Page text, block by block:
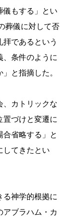
儀もする」とい
葬儀に対して否
であるという
、条件のように
と指摘した。
、カトリックな
置づけと変遷に
省略する」と
してきたとい
る神学的根拠に
アブラハム・カ